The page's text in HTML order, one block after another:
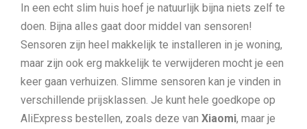
In een echt slim huis hoef je natuurlijk bijna niets zelf te
doen. Bijna alles gaat door middel van sensoren!
Sensoren zijn heel makkelijk te installeren in je woning,
maar zijn ook erg makkelijk te verwijderen mocht je een
keer gaan verhuizen. Slimme sensoren kan je vinden in
verschillende prijsklassen. Je kunt hele goedkope op
AliExpress bestellen, zoals deze van Xiaomi, maar je